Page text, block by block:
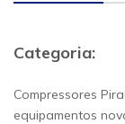
Categoria:
Compressores
equipamentos